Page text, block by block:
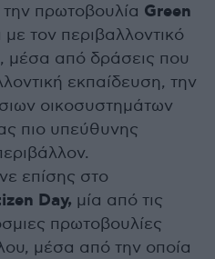
πρωτοβουλία Green
τον περιβαλλοντικό
μέσα από δράσεις που
εκπαίδευση, την
οικοσυστημάτων
πιο υπεύθυνης
επίσης στο
Day, μία από τις
πρωτοβουλίες
μέσα από την οποία